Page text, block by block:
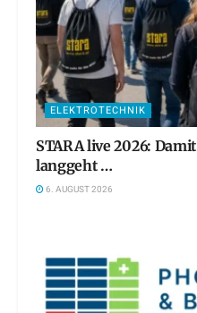
ELEKTROTECHNIK
STARA live 2026:
langgeht …
6. AUGUST 2026